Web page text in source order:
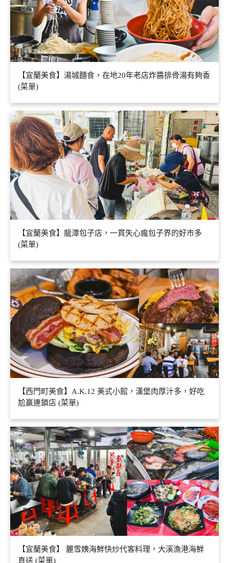
【宜蘭美食】湯城麵食，在地20年老店炸醬排骨湯有夠香
(菜單)
【宜蘭美食】龍潭包子店，一買失心瘋包子界的好市多
(菜單)
【西門町美食】A.K.12 美式小館，漢堡肉厚汁多，好吃
尬贏連鎖店 (菜單)
【宜蘭美食】 麗雪姨海鮮快炒代客料理，大溪漁港海鮮
直送 (菜單)